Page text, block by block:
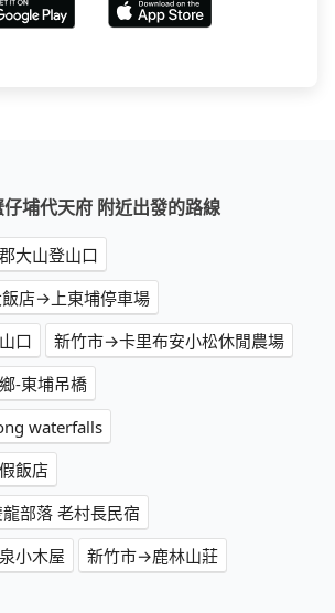
埔代天府 附近出發的路線
大山登山口
店→上東埔停車場
口
新竹市→卡里布安小松休閒農場
-東埔吊橋
waterfalls
飯店
部落 老村長民宿
小木屋
新竹市→鹿林山莊